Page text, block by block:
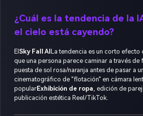
¿Cuál es la tendencia de la
el cielo está cayendo?
El Sky Fall AI La tendencia es un corto efecto
que una persona parece caminar a través de
puesta de sol rosa/naranja antes de pasar a
cinematográfico de "flotación" en cámara
popularExhibición de ropa, edición de
publicación estética Reel/TikTok.